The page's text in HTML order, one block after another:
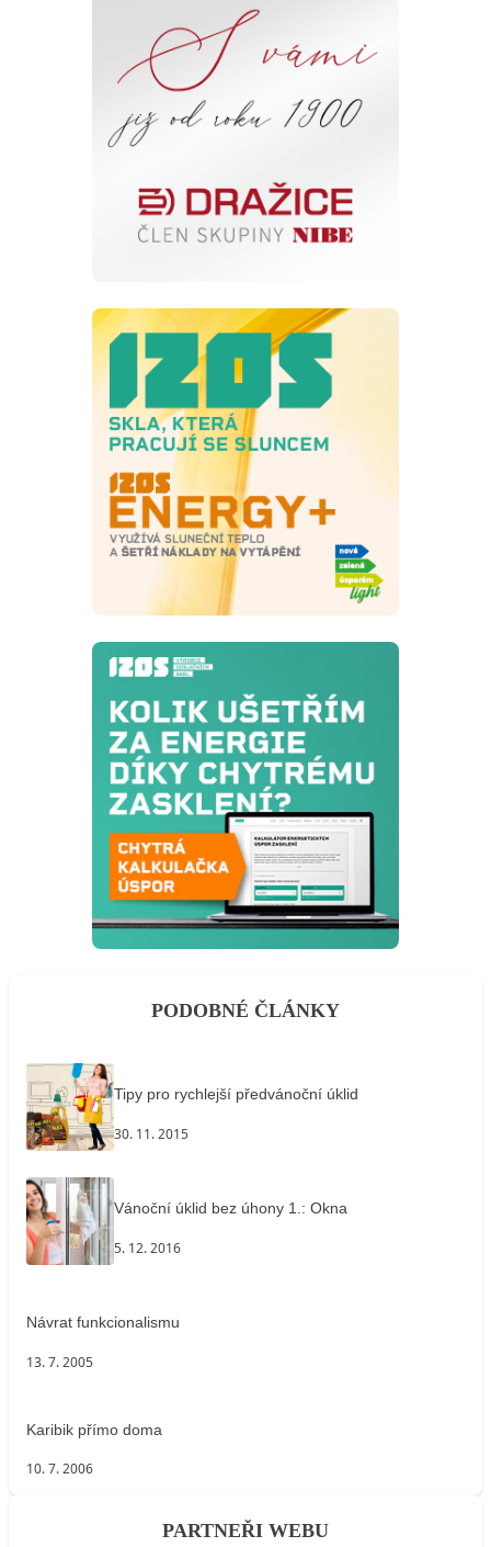
PODOBNÉ ČLÁNKY
Tipy pro rychlejší předvánoční úklid
30. 11. 2015
Vánoční úklid bez úhony 1.: Okna
5. 12. 2016
Návrat funkcionalismu
13. 7. 2005
Karibik přímo doma
10. 7. 2006
PARTNEŘI WEBU